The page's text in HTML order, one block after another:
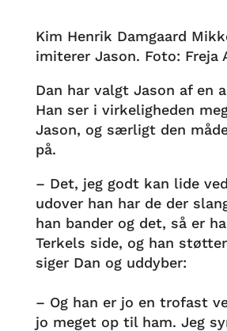
Kim Henrik Damgaard
imiterer Jason. Foto: Freja
Dan har valgt Jason af en
Han ser i virkeligheden
Jason, og særligt den
på.
– Det, jeg godt kan lide
udover han har de der
han bander og det, så er
Terkels side, og han
siger Dan og uddyber:
– Og han er jo en trofast
jo meget op til ham. Jeg